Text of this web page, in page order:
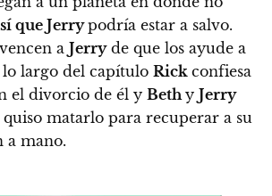
que Jerrypodría estar a salvo.
a Jerryde que los ayude a
lo largo del capítulo Rick confiesa
el divorcio de él y Bethy Jerry
quiso matarlo para recuperar a su
a mano.